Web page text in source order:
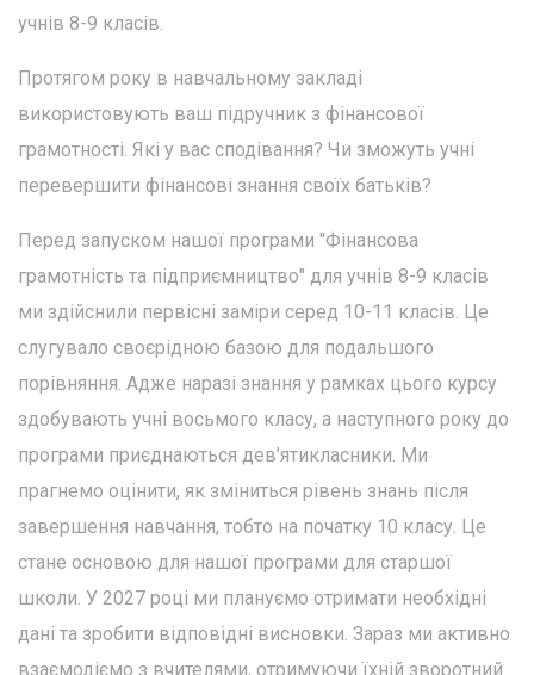
учнів 8-9 класів.
Протягом року в навчальному закладі
використовують ваш підручник з фінансової
грамотності. Які у вас сподівання? Чи зможуть учні
перевершити фінансові знання своїх батьків?
Перед запуском нашої програми "Фінансова
грамотність та підприємництво" для учнів 8-9 класів
ми здійснили первісні заміри серед 10-11 класів. Це
слугувало своєрідною базою для подальшого
порівняння. Адже наразі знання у рамках цього курсу
здобувають учні восьмого класу, а наступного року до
програми приєднаються дев’ятикласники. Ми
прагнемо оцінити, як зміниться рівень знань після
завершення навчання, тобто на початку 10 класу. Це
стане основою для нашої програми для старшої
школи. У 2027 році ми плануємо отримати необхідні
дані та зробити відповідні висновки. Зараз ми активно
взаємодіємо з вчителями, отримуючи їхній зворотний